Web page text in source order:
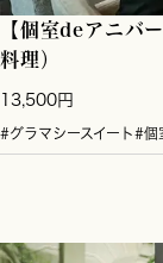
【個室deアニバ
料理）
13,500円
#グラマシースイート#個